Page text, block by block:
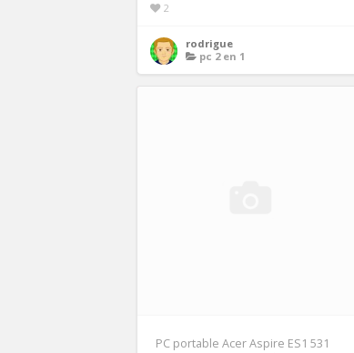
2
rodrigue
pc 2 en 1
PC portable Acer Aspire ES1 531